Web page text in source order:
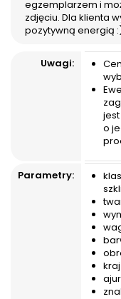
egzemplarzem i
zdjęciu. Dla klienta
pozytywną energią
Uwagi:
o
Parametry: